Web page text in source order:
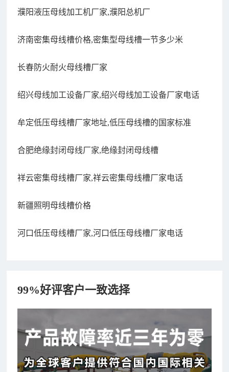
濮阳液压母线加工机厂家,濮阳总机厂
济南密集母线槽价格,密集型母线槽一节多少米
长春防火耐火母线槽厂家
绍兴母线加工设备厂家,绍兴母线加工设备厂家电话
牟定低压母线槽厂家地址,低压母线槽的国家标准
合肥绝缘封闭母线厂家,绝缘封闭母线槽
祥云密集母线槽厂家,祥云密集母线槽厂家电话
新疆照明母线槽价格
河口低压母线槽厂家,河口低压母线槽厂家电话
99%好评客户一致选择
182xxxx4350 秦女士 咨询了报价 7分钟前
156xxxx3534 郭先生 咨询了报价7分钟前